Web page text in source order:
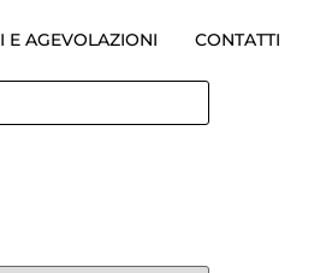
E AGEVOLAZIONI CONTATTI